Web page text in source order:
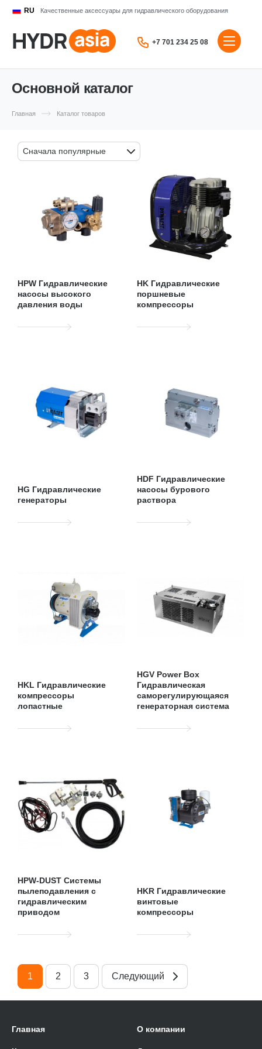
RU Качественные аксессуары для гидравлического оборудования
+7 701 234 25 08
Основной каталог
Главная Каталог товаров
Сначала популярные
HPW Гидравлические
насосы высокого
давления воды
HK Гидравлические
поршневые
компрессоры
HG Гидравлические
генераторы
HDF Гидравлические
насосы бурового
раствора
HKL Гидравлические
компрессоры
лопастные
HGV Power Box
Гидравлическая
саморегулирующаяся
генераторная система
HPW-DUST Системы
пылеподавления с
гидравлическим
приводом
HKR Гидравлические
винтовые
компрессоры
1 2 3 Следующий
Главная О компании